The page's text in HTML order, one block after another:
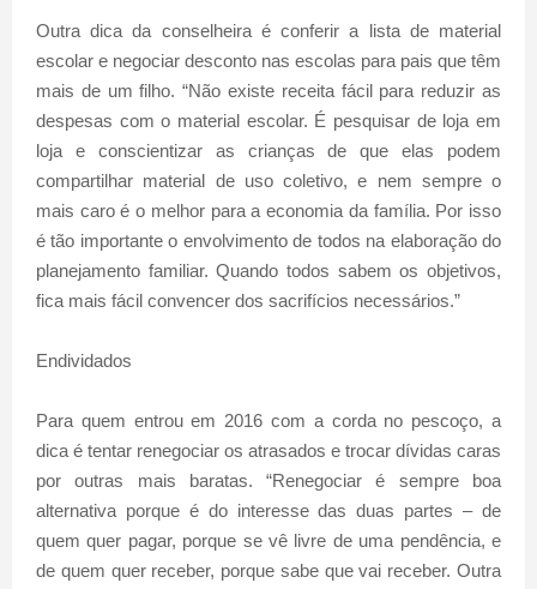
Outra dica da conselheira é conferir a lista de material
escolar e negociar desconto nas escolas para pais que têm
mais de um filho. “Não existe receita fácil para reduzir as
despesas com o material escolar. É pesquisar de loja em
loja e conscientizar as crianças de que elas podem
compartilhar material de uso coletivo, e nem sempre o
mais caro é o melhor para a economia da família. Por isso
é tão importante o envolvimento de todos na elaboração do
planejamento familiar. Quando todos sabem os objetivos,
fica mais fácil convencer dos sacrifícios necessários.”
Endividados
Para quem entrou em 2016 com a corda no pescoço, a
dica é tentar renegociar os atrasados e trocar dívidas caras
por outras mais baratas. “Renegociar é sempre boa
alternativa porque é do interesse das duas partes – de
quem quer pagar, porque se vê livre de uma pendência, e
de quem quer receber, porque sabe que vai receber. Outra